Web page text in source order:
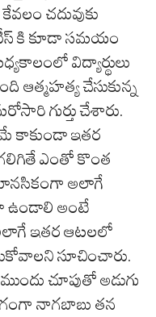
చదువుకు
కి కూడా సమయం
విద్యార్థులు
ఆత్మహత్య చేసుకున్న
గుర్తు చేశారు.
కాకుండా ఇతర
ఎంతో కొంత
మానసికంగా అలాగే
ఉండాలి అంటే
ఇతర ఆటలలో
సూచించారు.
చూపుతో అడుగు
నాగబాబు తన